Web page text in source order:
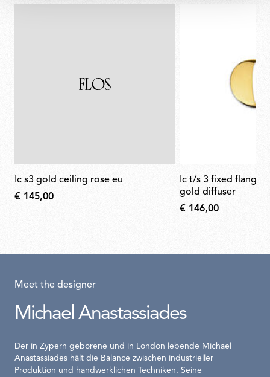
ic s3 gold ceiling rose eu
€ 145,00
ic t/s 3 fixed flange semi-cover for
gold diffuser
€ 146,00
Meet the designer
Michael Anastassiades
Der in Zypern geborene und in London lebende Michael
Anastassiades hält die Balance zwischen industrieller
Produktion und handwerklichen Techniken. Seine